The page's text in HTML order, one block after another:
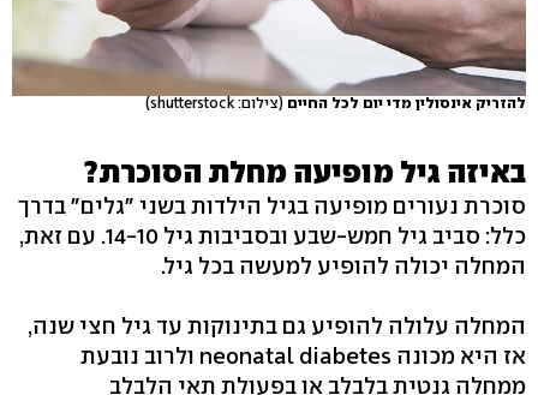
להזריק אינסולין מדי יום לכל החיים (צילום: shutterstock)
באיזה גיל מופיעה מחלת הסוכרת?
סוכרת נעורים מופיעה בגיל הילדות בשני "גלים" בדרך
כלל: סביב גיל חמש-שבע ובסביבות גיל 14-10. עם זאת,
המחלה יכולה להופיע למעשה בכל גיל.
המחלה עלולה להופיע גם בתינוקות עד גיל חצי שנה,
אז היא מכונה neonatal diabetes ולרוב נובעת
ממחלה גנטית בלבלב או בפעולת תאי הלבלב